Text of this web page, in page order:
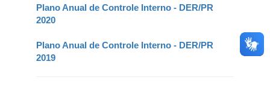
Plano Anual de Controle Interno - DER/PR
2020
Plano Anual de Controle Interno - DER/PR
2019